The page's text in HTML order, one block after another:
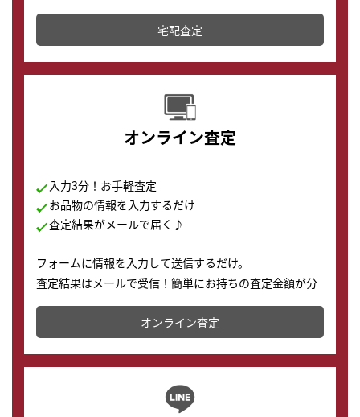
テムです。
配送でも簡単&安全に査定・買取に出すことが可能で
す。
宅配査定
オンライン査定
入力3分！お手軽査定
お品物の情報を入力するだけ
査定結果がメールで届く♪
フォームに情報を入力して送信するだけ。
査定結果はメールで受信！簡単にお持ちの査定金額が分
かります。
オンライン査定